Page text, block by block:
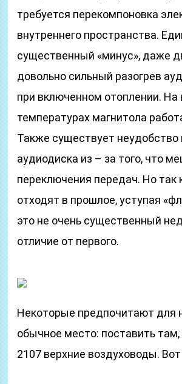
требуется перекомпоновка
внутреннего пространства.
существенный «минус», даже
довольно сильный разогрев
при включенном отоплении. На
температурах магнитола
Также существует неудобство
аудиодиска из – за того, что
переключения передач. Но так
отходят в прошлое, уступая
это не очень существенный
отличие от первого.
Некоторые предпочитают для
обычное место: поставить там,
2107 верхние воздуховоды. Вот